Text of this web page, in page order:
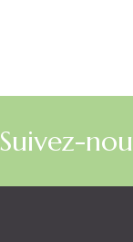
Suivez-